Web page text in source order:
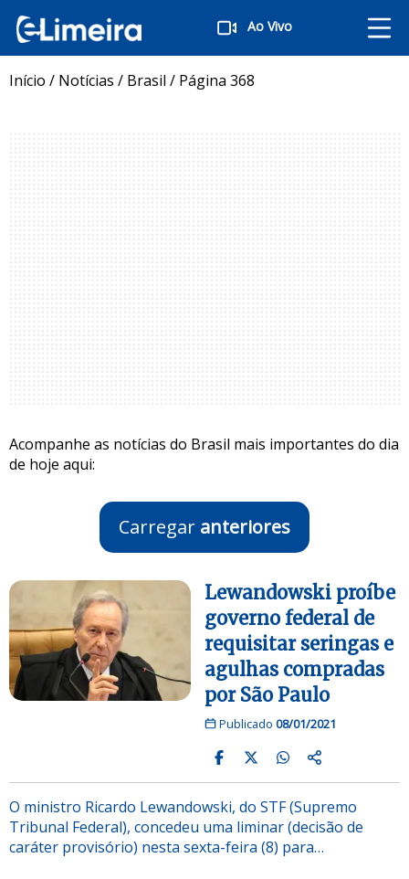
Ao Vivo
Início / Notícias / Brasil / Página 368
Acompanhe as notícias do Brasil mais importantes do dia
de hoje aqui:
Carregar anteriores
Lewandowski proíbe
governo federal de
requisitar seringas e
agulhas compradas
por São Paulo
Publicado 08/01/2021
O ministro Ricardo Lewandowski, do STF (Supremo
Tribunal Federal), concedeu uma liminar (decisão de
caráter provisório) nesta sexta-feira (8) para…